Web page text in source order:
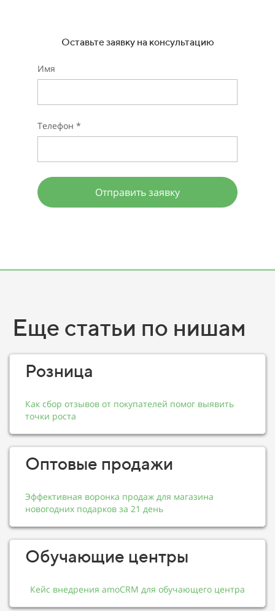
Оставьте заявку на консультацию
Имя
Телефон *
Отправить заявку
Еще статьи по нишам
Розница
Как сбор отзывов от покупателей помог выявить
точки роста
Оптовые продажи
Эффективная воронка продаж для магазина
новогодних подарков за 21 день
Обучающие центры
Кейс внедрения amoCRM для обучающего центра